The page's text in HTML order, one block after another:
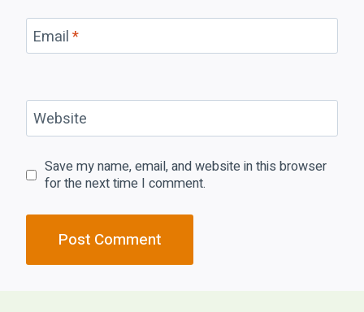
Email*
Website
Save my name, email, and website in this browser
for the next time I comment.